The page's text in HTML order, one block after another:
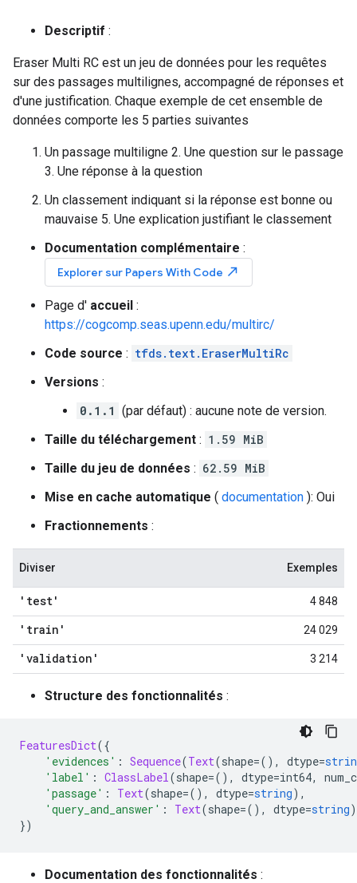
Descriptif :
Eraser Multi RC est un jeu de données pour les requêtes
sur des passages multilignes, accompagné de réponses et
d'une justification. Chaque exemple de cet ensemble de
données comporte les 5 parties suivantes
Un passage multiligne 2. Une question sur le passage
3. Une réponse à la question
Un classement indiquant si la réponse est bonne ou
mauvaise 5. Une explication justifiant le classement
Documentation complémentaire :
Explorer sur Papers With Code north_east
Page d' accueil :
https://cogcomp.seas.upenn.edu/multirc/
Code source : tfds.text.EraserMultiRc
Versions :
0.1.1 (par défaut) : aucune note de version.
Taille du téléchargement : 1.59 MiB
Taille du jeu de données : 62.59 MiB
Mise en cache automatique ( documentation ): Oui
Fractionnements :
Diviser Exemples
'test' 4 848
'train' 24 029
'validation' 3 214
Structure des fonctionnalités :
FeaturesDict({
'evidences' : Sequence(Text(shape=(), dtype=
'label' : ClassLabel(shape=(), dtype=int64,
'passage' : Text(shape=(), dtype=string),
'query_and_answer' : Text(shape=(), dtype=string
})
Documentation des fonctionnalités :